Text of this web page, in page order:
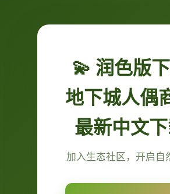
💫 润色版
地下城人偶
最新中文
加入生态社区，开启自